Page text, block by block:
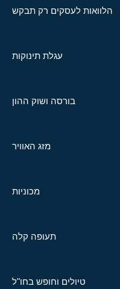
הלוואות לעסקים רק תבקש
עגלת תינוקות
בורסה ושוק ההון
מזג האוויר
מכוניות
תעופה קלה
טיולים וחופש בחו"ל